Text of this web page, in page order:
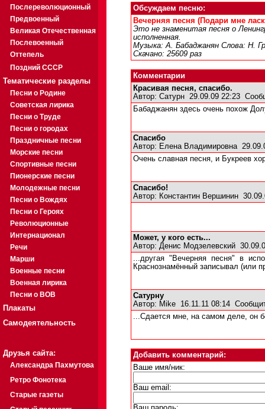
Послереволюционный
Предвоенный
Великая Отечественная
Послевоенный
Оттепель
Поздний СССР
Тематические разделы
Песни о Родине
Советская лирика
Песни о Труде
Песни о городах
Праздничные песни
Морские песни
Спортивные песни
Пионерские песни
Молодежные песни
Песни о Вождях
Песни о Героях
Революционные
Интернационал
Речи
Марши
Военные песни
Военная лирика
Песни о ВОВ
Плакаты
Самодеятельность
Друзья сайта:
Александра Пахмутова
Ретро Фонотека
Старые газеты
Обсуждаем песню:
Вечерняя песня (Подари мне
Это не знаменитая песня о
исполненная.
Музыка: А. Бабаджанян Слова: Н.
Скачано: 25609 раз
Комментарии
Красивая песня, спасибо.
Автор: Сатурн 29.09.09 22:23
Бабаджанян здесь очень похож
Спасибо
Автор: Елена Владимировна
Очень славная песня, и Букреев
Спасибо!
Автор: Константин Вершинин
Может, у кого есть...
Автор: Денис Модзелевский
...другая "Вечерняя песня" в
Краснознамённый записывал (или
Сатурну
Автор: Mike 16.11.11 08:14
...Сдается мне, на самом деле, он
Добавить комментарий:
Ваше имя/ник:
Ваш email: